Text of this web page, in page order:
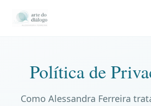
Política de
Como Alessandra Ferreira